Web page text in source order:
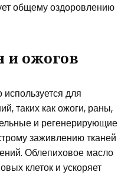
общему оздоровлению
и ожогов
для
таких как ожоги, раны,
и регенерирующие
заживлению тканей
Облепиховое масло
клеток и ускоряет